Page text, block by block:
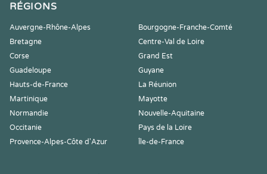
RÉGIONS
Auvergne-Rhône-Alpes
Bourgogne-Franche-Comté
Bretagne
Centre-Val de Loire
Corse
Grand Est
Guadeloupe
Guyane
Hauts-de-France
La Réunion
Martinique
Mayotte
Normandie
Nouvelle-Aquitaine
Occitanie
Pays de la Loire
Provence-Alpes-Côte d'Azur
Île-de-France